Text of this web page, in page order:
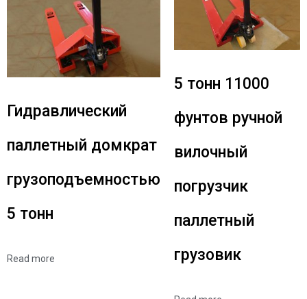
Гидравлический
паллетный домкрат
грузоподъемностью
5 тонн
Read more
5 тонн 11000
фунтов ручной
вилочный
погрузчик
паллетный
грузовик